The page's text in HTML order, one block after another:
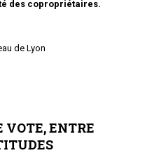
des copropriétaires.
de Lyon
VOTE,ENTRE